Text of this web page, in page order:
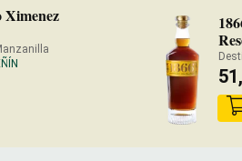
Ximenez